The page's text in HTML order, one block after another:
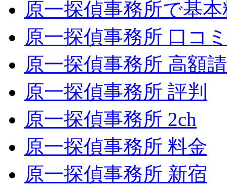
原一探偵事務所で基
原一探偵事務所 口コ
原一探偵事務所 高額
原一探偵事務所 評判
原一探偵事務所 2ch
原一探偵事務所 料金
原一探偵事務所 新宿